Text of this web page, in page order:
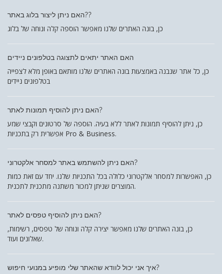
האם ניתן ליצור בלוג באתר??
כן, בונה האתרים שלנו מאפשר הוספה קלה ונוחה של בלוג
האם האתר יתאים לתצוגה בטלפונים ניידים
כן, כל אתר שנבנה באמצעות בונה האתרים שלנו מותאם באופן מלא לצפייה
בטלפונים ניידים
האם ניתן להוסיף תמונות לאתר?
כן, ניתן להוסיף תמונות לאתר ללא בעיה. הוספה של סרטונים וקבצי שמע
אפשרית רק בתכניות Pro & Business.
האם ניתן להשתמש באתר למסחר אלקטרוני?
כן, האפשרות למסחר אלקטרוני כלולה בכל התכניות שלנו. יחד עם זאת כמות
המוצרים שניתן למכור משתנה מתכנית לתכנית.
האם ניתן להוסיף טפסים לאתר?
כן, בונה האתרים שלנו מאפשר יצירה קלה ונוחה של טפסים, רשימות,
שאלונים ועוד.
איך אני יכול לוודא שהאתר שלי מופיע במנועי חיפוש?